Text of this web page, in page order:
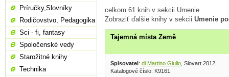
celkom 61 knih v sekcii Umenie
Zobraziť ďalšie knihy v sekcii Umenie
Tajemná místa Země
Spisovatel: di Martino Giulio , Slovart 2012
Katalogové číslo: K9161
Príručky,Slovníky
Rodičovstvo, Pedagogika
Sci - fi, fantasy
Spoločenské vedy
Starožitné knihy
Technika